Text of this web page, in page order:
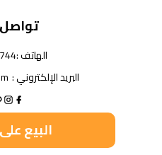
الهاتف :
البريد الإلكتروني :
البيع